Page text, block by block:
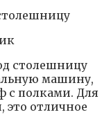
столешницу
машину,
с полками. Для
это отличное